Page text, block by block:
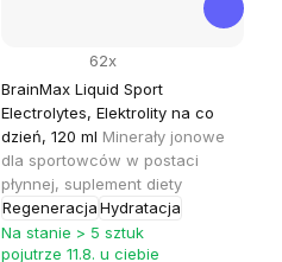
BrainMax Liquid Sport
Electrolytes, Elektrolity na co
dzień, 120 ml Minerały jonowe
dla sportowców w postaci
płynnej, suplement diety
RegeneracjaHydratacja
62x
Na stanie > 5 sztuk
pojutrze 11.8. u ciebie